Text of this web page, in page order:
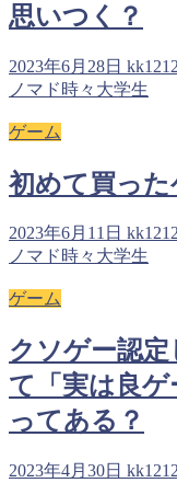
思いつく？
2023年6月28日
ノマド時々大学生
ゲーム
初めて買っ
2023年6月11日
ノマド時々大学生
ゲーム
クソゲー認
て「実は良
ってある？
2023年4月30日